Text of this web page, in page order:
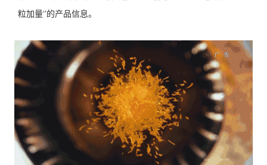
粒加量‘’的产品信息。